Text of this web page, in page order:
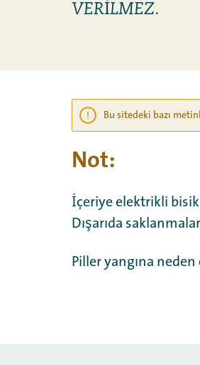
VERİLMEZ.
Bu sitedeki bazı
Not:
İçeriye elektrikli
Dışarıda
Piller yangına